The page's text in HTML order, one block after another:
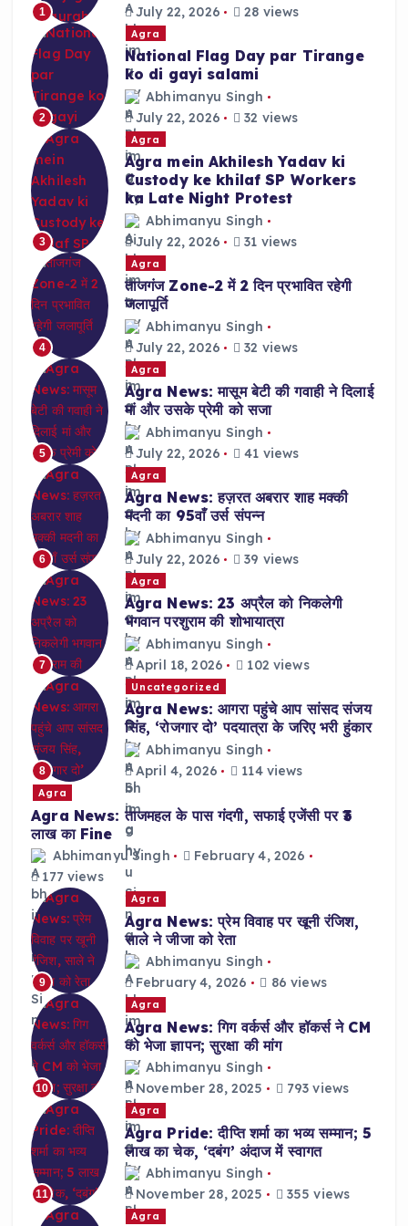
1
July 22, 2026
28 views
2
Agra
National Flag Day par Tirange
ko di gayi salami
Abhimanyu Singh
July 22, 2026
32 views
3
Agra
Agra mein Akhilesh Yadav ki
Custody ke khilaf SP Workers
ka Late Night Protest
Abhimanyu Singh
July 22, 2026
31 views
4
Agra
ताजगंज Zone-2 में 2 दिन प्रभावित रहेगी
जलापूर्ति
Abhimanyu Singh
July 22, 2026
32 views
5
Agra
Agra News: मासूम बेटी की गवाही ने दिलाई
मां और उसके प्रेमी को सजा
Abhimanyu Singh
July 22, 2026
41 views
6
Agra
Agra News: हज़रत अबरार शाह मक्की
मदनी का 95वाँ उर्स संपन्न
Abhimanyu Singh
July 22, 2026
39 views
7
Agra
Agra News: 23 अप्रैल को निकलेगी
भगवान परशुराम की शोभायात्रा
Abhimanyu Singh
April 18, 2026
102 views
8
Uncategorized
Agra News: आगरा पहुंचे आप सांसद संजय
सिंह, ‘रोजगार दो’ पदयात्रा के जरिए भरी हुंकार
Abhimanyu Singh
April 4, 2026
114 views
Agra
Agra News: ताजमहल के पास गंदगी, सफाई एजेंसी पर ₹3
लाख का Fine
Abhimanyu Singh
February 4, 2026
177 views
9
Agra
Agra News: प्रेम विवाह पर खूनी रंजिश,
साले ने जीजा को रेता
Abhimanyu Singh
February 4, 2026
86 views
10
Agra
Agra News: गिग वर्कर्स और हॉकर्स ने CM
को भेजा ज्ञापन; सुरक्षा की मांग
Abhimanyu Singh
November 28, 2025
793 views
11
Agra
Agra Pride: दीप्ति शर्मा का भव्य सम्मान; 5
लाख का चेक, ‘दबंग’ अंदाज में स्वागत
Abhimanyu Singh
November 28, 2025
355 views
Agra